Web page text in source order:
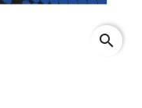
search